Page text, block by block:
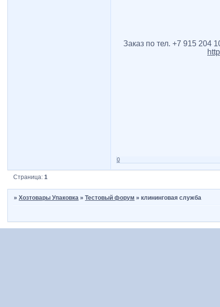
Заказ по тел. +7 915 204
0
Страница:1
»Хозтовары Упаковка »Тестовый форум »клининговая служба